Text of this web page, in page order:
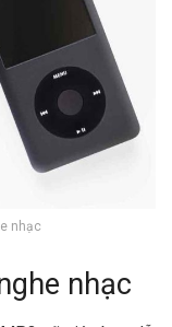
nhạc
nhạc